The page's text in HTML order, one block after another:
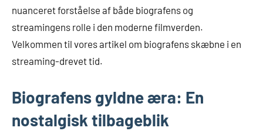
nuanceret forståelse af både biografens og
streamingens rolle i den moderne filmverden.
Velkommen til vores artikel om biografens skæbne i en
streaming-drevet tid.
Biografens gyldne æra: En
nostalgisk tilbageblik